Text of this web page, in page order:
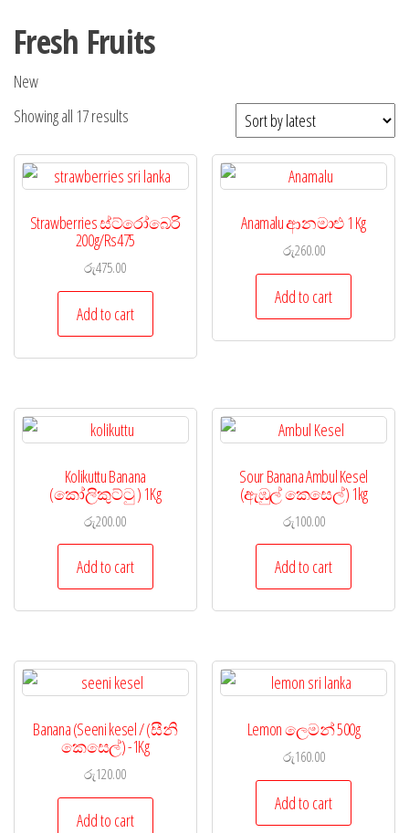
Fresh Fruits
New
Showing all 17 results
Strawberries ස්ට්රෝබෙරි
200g/Rs475
රු475.00
Add to cart
Anamalu ආනමාළු 1 Kg
රු260.00
Add to cart
Kolikuttu Banana
(කෝලිකුට්ටු ) 1Kg
රු200.00
Add to cart
Sour Banana Ambul Kesel
(ඇඹුල් කෙසෙල්) 1kg
රු100.00
Add to cart
Banana (Seeni kesel / (සීනි
කෙසෙල්) -1Kg
රු120.00
Add to cart
Lemon ලෙමන් 500g
රු160.00
Add to cart